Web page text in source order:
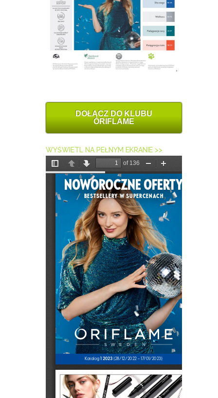
DOŁĄCZ DO KLUBU
ORIFLAME
WYŚWIETL NA PEŁNYM EKRANIE >>